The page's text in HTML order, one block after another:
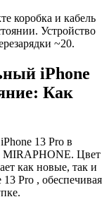
коробка и кабель
Устройство
~20.
iPhone
Как
13 Pro в
MIRAPHONE. Цвет
как новые, так и
Pro , обеспечивая